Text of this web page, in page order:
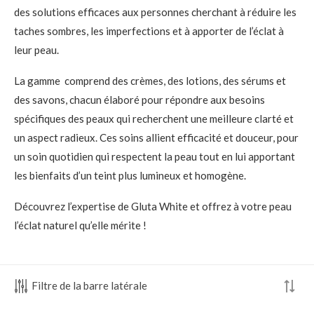
des solutions efficaces aux personnes cherchant à réduire les
taches sombres, les imperfections et à apporter de l’éclat à
leur peau.
La gamme comprend des crèmes, des lotions, des sérums et
des savons, chacun élaboré pour répondre aux besoins
spécifiques des peaux qui recherchent une meilleure clarté et
un aspect radieux. Ces soins allient efficacité et douceur, pour
un soin quotidien qui respectent la peau tout en lui apportant
les bienfaits d’un teint plus lumineux et homogène.
Découvrez l’expertise de Gluta White et offrez à votre peau
l’éclat naturel qu’elle mérite !
Filtre de la barre latérale